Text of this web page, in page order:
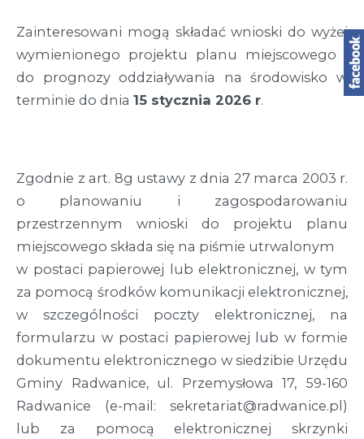
Zainteresowani mogą składać wnioski do wyżej
wymienionego projektu planu miejscowego i
do prognozy oddziaływania na środowisko w
terminie do dnia 15 stycznia 2026 r.
Zgodnie z art. 8g ustawy z dnia 27 marca 2003 r.
o planowaniu i zagospodarowaniu
przestrzennym wnioski do projektu planu
miejscowego składa się na piśmie utrwalonym
w postaci papierowej lub elektronicznej, w tym
za pomocą środków komunikacji elektronicznej,
w szczególności poczty elektronicznej, na
formularzu w postaci papierowej lub w formie
dokumentu elektronicznego w siedzibie Urzędu
Gminy Radwanice, ul. Przemysłowa 17, 59-160
Radwanice (e-mail: sekretariat@radwanice.pl)
lub za pomocą elektronicznej skrzynki